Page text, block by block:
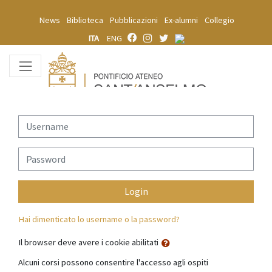
News
Biblioteca Pubblicazioni Ex-alumni
Collegio
ITA
ENG
Username
Password
Login
Hai dimenticato lo username o la password?
Il browser deve avere i cookie abilitati
Alcuni corsi possono consentire l'accesso agli ospiti